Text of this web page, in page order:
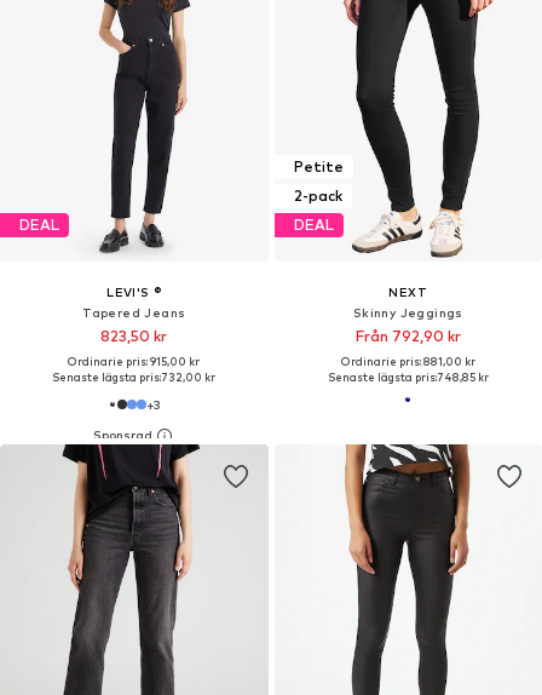
DEAL
LEVI'S ®
Tapered Jeans
823,50 kr
Ordinarie pris: 915,00 kr
Senaste lägsta pris:732,00 kr
+3
Petite
2-pack
DEAL
NEXT
Skinny Jeggings
Från 792,90 kr
Ordinarie pris: 881,00 kr
Senaste lägsta pris:748,85 kr